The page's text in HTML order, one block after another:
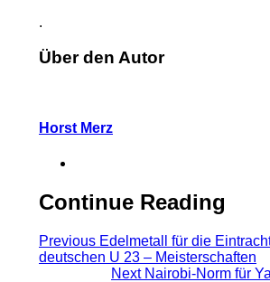
.
Über den Autor
Horst Merz
Continue Reading
Previous Edelmetall für die
deutschen U 23 – Meisterschaften
NextNairobi-Norm für